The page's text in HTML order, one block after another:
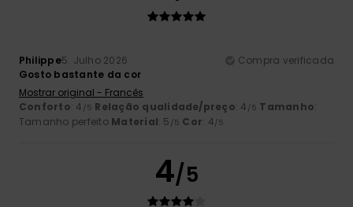
Philippe5. Julho 2026
Compra verificada
Gosto bastante da cor
Mostrar original - Francês
Conforto: 4 /5 Relação qualidade/preço: 4 /5 Tamanho:
Tamanho perfeito Material: 5 /5 Cor: 4/5
4/5